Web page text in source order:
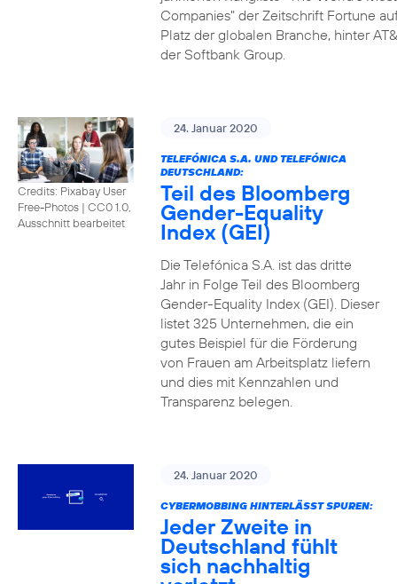
Companies" der Zeitschrift Fortune
Platz der globalen Branche, hinter
der Softbank Group.
Credits: Pixabay User
Free-Photos | CC0 1.0,
Ausschnitt bearbeitet
24. Januar 2020
TELEFÓNICA S.A. UND TELEFÓNICA
DEUTSCHLAND:
Teil des Bloomberg
Gender-Equality
Index (GEI)
Die Telefónica S.A. ist das dritte
Jahr in Folge Teil des Bloomberg
Gender-Equality Index (GEI). Dieser
listet 325 Unternehmen, die ein
gutes Beispiel für die Förderung
von Frauen am Arbeitsplatz liefern
und dies mit Kennzahlen und
Transparenz belegen.
24. Januar 2020
CYBERMOBBING HINTERLÄSST SPUREN:
Jeder Zweite in
Deutschland fühlt
sich nachhaltig